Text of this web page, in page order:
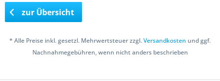
zur Übersicht
* Alle Preise inkl. gesetzl. Mehrwertsteuer zzgl.Versandkosten und ggf.
Nachnahmegebühren, wenn nicht anders beschrieben